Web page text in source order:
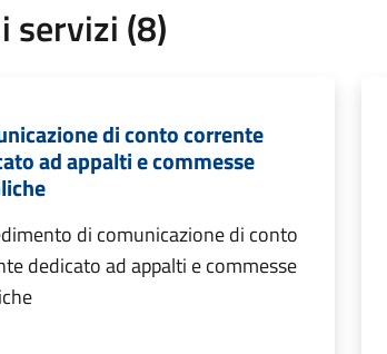
servizi (8)
di conto corrente
ad appalti e commesse
di comunicazione di conto
dedicato ad appalti e commesse